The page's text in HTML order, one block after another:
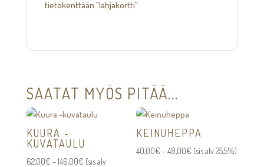
tietokenttään "lahjakortti".
SAATAT MYÖS PITÄÄ...
KUURA -
KUVATAULU
62,00€ –146,00€Hintaluokka:
(sis alv
KEINUHEPPA
40,00€ –48,00€ Hintaluokka:
(sis alv 25,5%)